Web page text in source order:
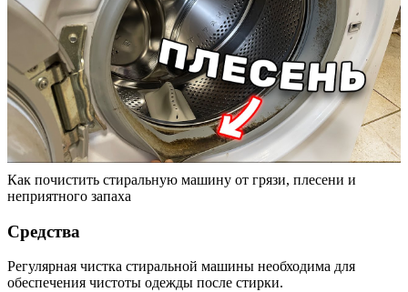
Как почистить стиральную машину от грязи, плесени и
неприятного запаха
Средства
Регулярная чистка стиральной машины необходима для
обеспечения чистоты одежды после стирки.